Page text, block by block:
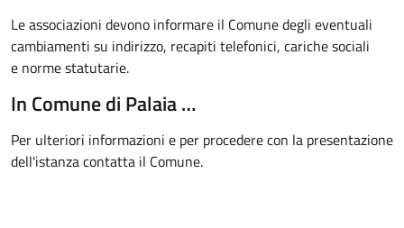
Le associazioni devono informare il Comune degli eventuali
cambiamenti su indirizzo, recapiti telefonici, cariche sociali
e norme statutarie.
In Comune di Palaia …
Per ulteriori informazioni e per procedere con la presentazione
dell'istanza contatta il Comune.